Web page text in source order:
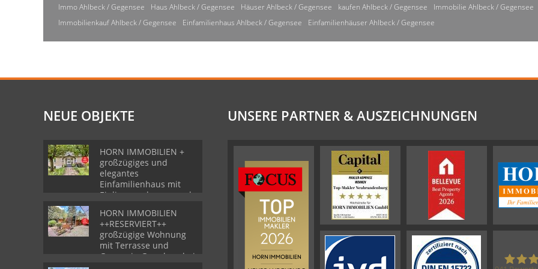
Immo Ahlbeck / Gegensee Haus Ahlbeck / Gegensee Häuser Ahlbeck / Gegensee kaufen Ahlbeck / Gegensee
Immobilie Ahlbeck / Gegensee
Immobilienkauf Ahlbeck / Gegensee
Einfamilienhaus Ahlbeck / Gegensee Einfamilienhäuser Ahlbeck / Gegensee
NEUE OBJEKTE
HORN IMMOBILIEN +
großzügiges und
elegantes
Einfamilienhaus mit
Einliegerwohnung und
HORN IMMOBILIEN
++RESERVIERT++
großzügige Wohnung
mit Terrasse und
Garage in Grambow bei
UNSERE PARTNER & AUSZEICHNUNGEN